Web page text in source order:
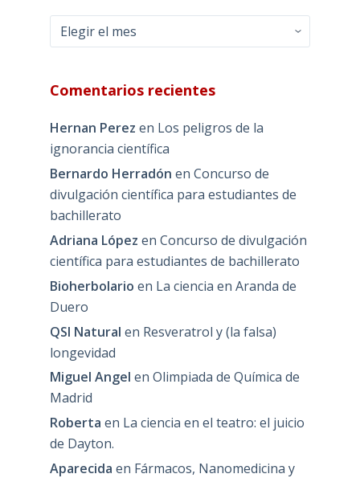
Archivos
Comentarios recientes
Hernan Perez en Los peligros de la
ignorancia científica
Bernardo Herradón en Concurso de
divulgación científica para estudiantes de
bachillerato
Adriana López en Concurso de divulgación
científica para estudiantes de bachillerato
Bioherbolario en La ciencia en Aranda de
Duero
QSI Natural en Resveratrol y (la falsa)
longevidad
Miguel Angel en Olimpiada de Química de
Madrid
Roberta en La ciencia en el teatro: el juicio
de Dayton.
Aparecida en Fármacos, Nanomedicina y